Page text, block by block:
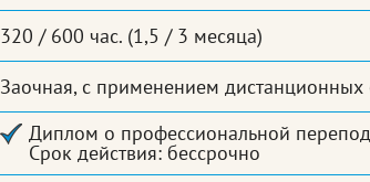
320 / 600 час. (1,5 / 3 месяца)
Заочная, с применением дистанционных
Диплом о профессиональной
Срок действия: бессрочно